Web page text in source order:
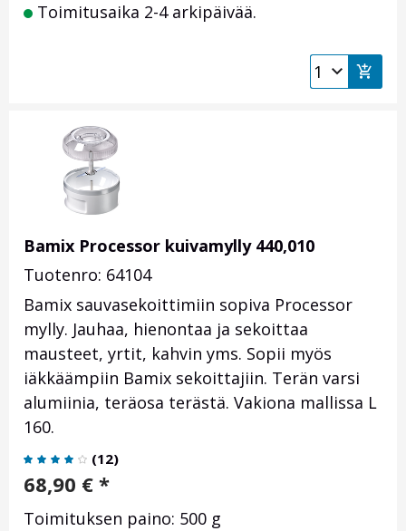
Toimitusaika 2-4 arkipäivää.
Bamix Processor kuivamylly 440,010
Tuotenro: 64104
Bamix sauvasekoittimiin sopiva Processor
mylly. Jauhaa, hienontaa ja sekoittaa
mausteet, yrtit, kahvin yms. Sopii myös
iäkkäämpiin Bamix sekoittajiin. Terän varsi
alumiinia, teräosa terästä. Vakiona mallissa L
160.
(12)
68,90 € *
Toimituksen paino: 500 g